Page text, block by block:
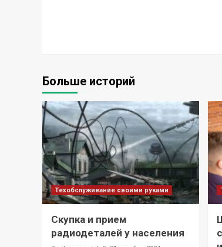
Больше историй
Техобслуживание своими руками
Скупка и прием
радиодеталей у населения